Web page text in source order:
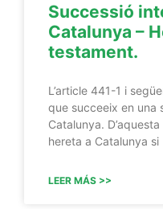
Successió
Catalunya –
testament.
L’article 441-1 i
que succeeix en una
Catalunya.
hereta a Catalunya si
LEER MÁS >>